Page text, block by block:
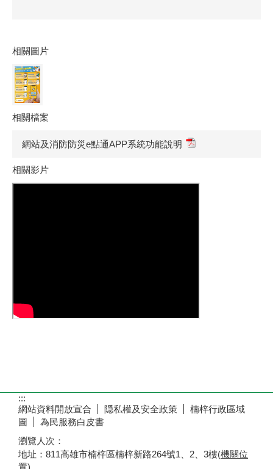
相關圖片
相關檔案
網站及消防防災e點通APP系統功能說明
相關影片
:::
網站資料開放宣合
隠私權及安全政策
楠梓行政區域
圖
為民服務白皮書
瀏覽人次：
地址：811高雄市楠梓區楠梓新路264號1、2、3樓(機關位
置)